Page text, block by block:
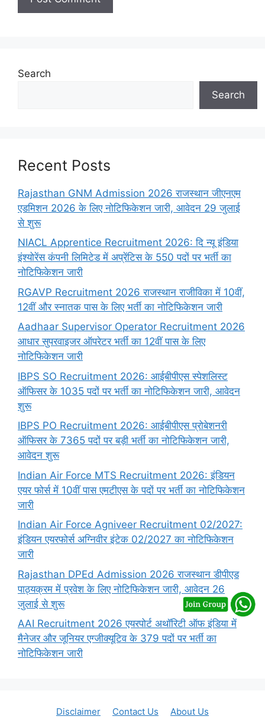
Search
Search
Recent Posts
Rajasthan GNM Admission 2026 राजस्थान जीएनएम
एडमिशन 2026 के लिए नोटिफिकेशन जारी, आवेदन 29 जुलाई
से शुरू
NIACL Apprentice Recruitment 2026: दि न्यू इंडिया
इंश्योरेंस कंपनी लिमिटेड में अप्रेंटिस के 550 पदों पर भर्ती का
नोटिफिकेशन जारी
RGAVP Recruitment 2026 राजस्थान राजीविका में 10वीं,
12वीं और स्नातक पास के लिए भर्ती का नोटिफिकेशन जारी
Aadhaar Supervisor Operator Recruitment 2026
आधार सुपरवाइजर ऑपरेटर भर्ती का 12वीं पास के लिए
नोटिफिकेशन जारी
IBPS SO Recruitment 2026: आईबीपीएस स्पेशलिस्ट
ऑफिसर के 1035 पदों पर भर्ती का नोटिफिकेशन जारी, आवेदन
शुरू
IBPS PO Recruitment 2026: आईबीपीएस प्रोबेशनरी
ऑफिसर के 7365 पदों पर बड़ी भर्ती का नोटिफिकेशन जारी,
आवेदन शुरू
Indian Air Force MTS Recruitment 2026: इंडियन
एयर फोर्स में 10वीं पास एमटीएस के पदों पर भर्ती का नोटिफिकेशन
जारी
Indian Air Force Agniveer Recruitment 02/2027:
इंडियन एयरफोर्स अग्निवीर इंटेक 02/2027 का नोटिफिकेशन
जारी
Rajasthan DPEd Admission 2026 राजस्थान डीपीएड
पाठ्यक्रम में प्रवेश के लिए नोटिफिकेशन जारी, आवेदन 26
जुलाई से शुरू
AAI Recruitment 2026 एयरपोर्ट अथॉरिटी ऑफ इंडिया में
मैनेजर और जूनियर एग्जीक्यूटिव के 379 पदों पर भर्ती का
नोटिफिकेशन जारी
Disclaimer Contact Us
About Us